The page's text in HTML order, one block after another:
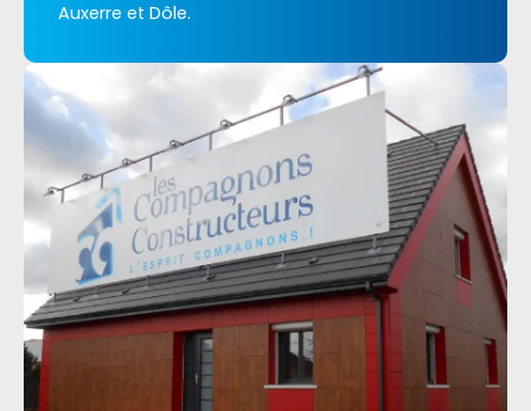
Auxerre et Dôle.